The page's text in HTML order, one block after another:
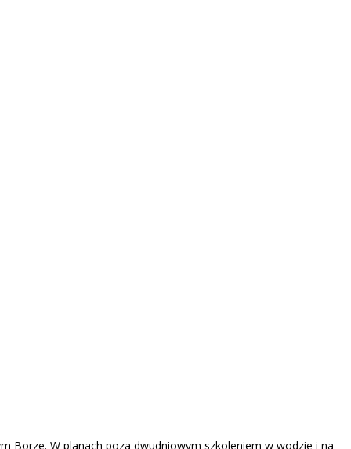
Borze. W planach poza dwudniowym szkoleniem w wodzie i na